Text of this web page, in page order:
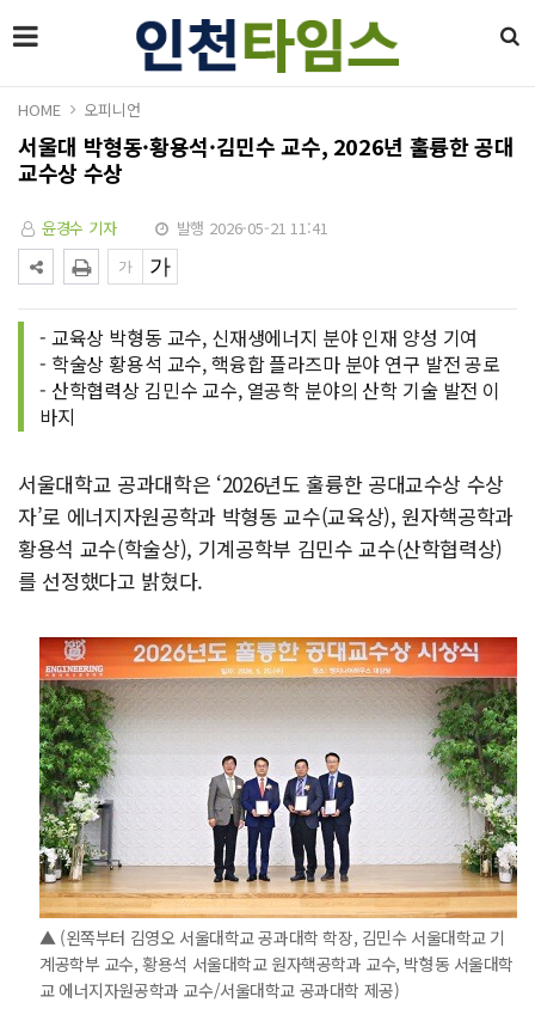
HOME 오피니언
서울대 박형동·황용석·김민수 교수, 2026년 훌륭한 공대
교수상 수상
윤경수 기자 발행 2026-05-21 11:41
- 교육상 박형동 교수, 신재생에너지 분야 인재 양성 기여
- 학술상 황용석 교수, 핵융합 플라즈마 분야 연구 발전 공로
- 산학협력상 김민수 교수, 열공학 분야의 산학 기술 발전 이
바지
서울대학교 공과대학은 ‘2026년도 훌륭한 공대교수상 수상
자’로 에너지자원공학과 박형동 교수(교육상), 원자핵공학과
황용석 교수(학술상), 기계공학부 김민수 교수(산학협력상)
를 선정했다고 밝혔다.
▲ (왼쪽부터 김영오 서울대학교 공과대학 학장, 김민수 서울대학교 기
계공학부 교수, 황용석 서울대학교 원자핵공학과 교수, 박형동 서울대학
교 에너지자원공학과 교수/서울대학교 공과대학 제공)